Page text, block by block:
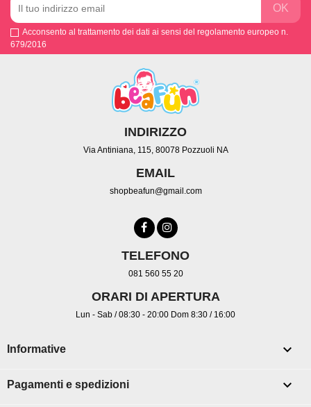
Acconsento al trattamento dei dati ai sensi del regolamento europeo n.
679/2016
INDIRIZZO
Via Antiniana, 115, 80078 Pozzuoli NA
EMAIL
shopbeafun@gmail.com
TELEFONO
081 560 55 20
ORARI DI APERTURA
Lun - Sab / 08:30 - 20:00 Dom 8:30 / 16:00
Informative 
Pagamenti e spedizioni 